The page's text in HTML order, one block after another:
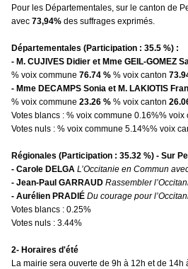
Pour les Départementales, sur le canton de
avec 73,94% des suffrages exprimés.
Départementales (Participation : 35.5 %) :
- M. CUJIVES Didier et Mme GEIL-GOMEZ
% voix commune 76.74 % % voix canton
- Mme DECAMPS Sonia et M. LAKIOTIS
% voix commune 23.26 % % voix canton
Votes blancs : % voix commune 0.16%% voix
Votes nuls : % voix commune 5.14%% voix
Régionales (Participation : 35.32 %) - Sur
- Carole DELGA L’Occitanie en Commun
- Jean-Paul GARRAUD Rassembler
- Aurélien PRADIÉ Du courage pour
Votes blancs : 0.25%
Votes nuls : 3.44%
2- Horaires d'été
La mairie sera ouverte de 9h à 12h et de